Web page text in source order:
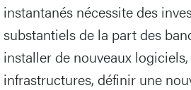
instantanés nécessite des
substantiels de la part des
installer de nouveaux
infrastructures, définir une